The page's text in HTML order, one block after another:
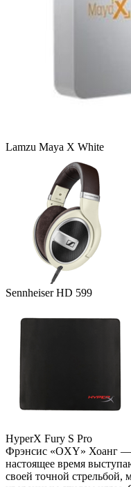
Lamzu Maya X White
Sennheiser HD 599
HyperX Fury S Pro
Фрэнсис «OXY» Хоанг —
настоящее время
своей точной стрельбой,